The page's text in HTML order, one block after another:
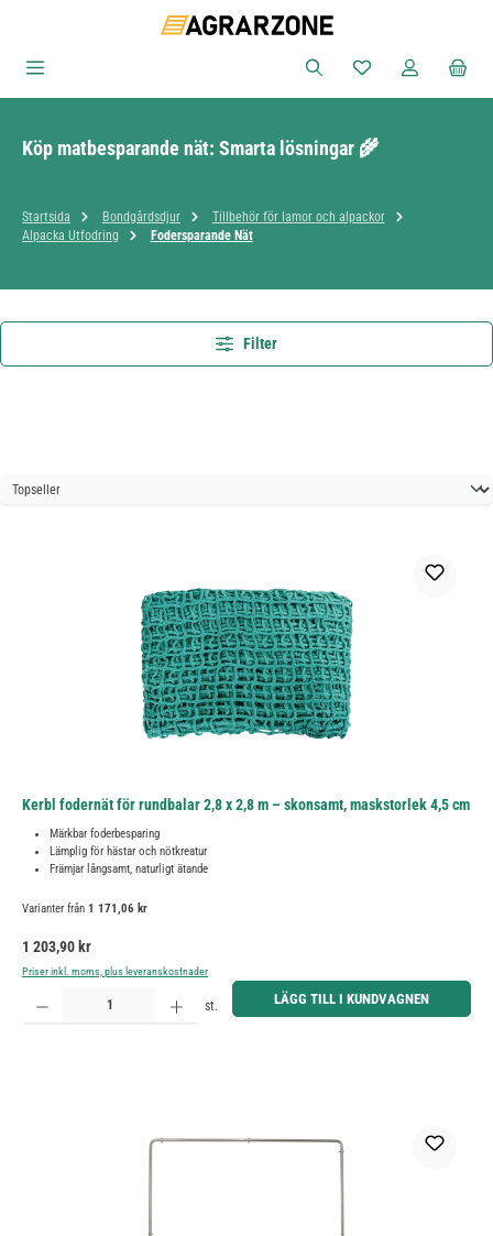
Du har 0 objekt i
Köp matbesparande nät: Smarta lösningar 🌾
Startsida Bondgårdsdjur
Tillbehör för lamor och alpackor
Alpacka Utfodring
Fodersparande Nät
Filter
Kerbl fodernät för rundbalar 2,8 x 2,8 m – skonsamt, maskstorlek 4,5 cm
Märkbar foderbesparing
Lämplig för hästar och nötkreatur
Främjar långsamt, naturligt ätande
Varianter från 1 171,06 kr
Ordinarie pris:
1 203,90 kr
Priser inkl. moms, plus leveranskostnader
Produktkvantitet: Ange önskat belopp eller använd knapparna för att öka eller minska kvantiteten.
st. LÄGG TILL I KUNDVAGNEN